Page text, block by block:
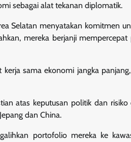
sebagai alat tekanan diplomatik.
Selatan menyatakan komitmen
mereka berjanji
sama ekonomi jangka
atas keputusan politik dan
dan China.
portofolio mereka ke